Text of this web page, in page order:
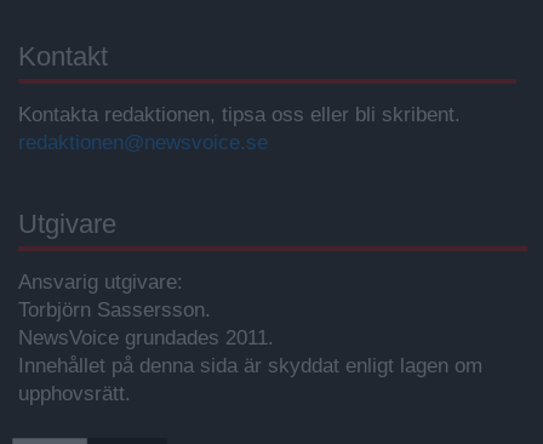
Kontakt
Kontakta redaktionen, tipsa oss eller bli skribent.
redaktionen@newsvoice.se
Utgivare
Ansvarig utgivare:
Torbjörn Sassersson.
NewsVoice grundades 2011.
Innehållet på denna sida är skyddat enligt lagen om
upphovsrätt.